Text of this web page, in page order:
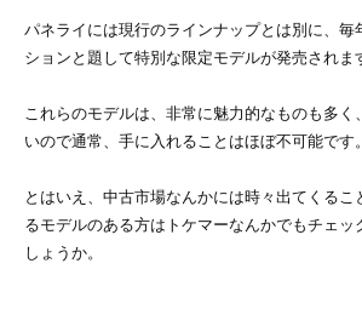
パネライには現行のラインナップとは別に、毎
ションと題して特別な限定モデルが発売されま
これらのモデルは、非常に魅力的なものも多く
いので通常、手に入れることはほぼ不可能です。
とはいえ、中古市場なんかには時々出てくるこ
るモデルのある方はトケマーなんかでもチェッ
しょうか。